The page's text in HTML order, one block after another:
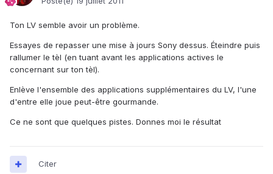
Ton LV semble avoir un problème.
Essayes de repasser une mise à jours Sony dessus. Éteindre puis
rallumer le tèl (en tuant avant les applications actives le
concernant sur ton tèl).
Enlève l'ensemble des applications supplémentaires du LV, l'une
d'entre elle joue peut-être gourmande.
Ce ne sont que quelques pistes. Donnes moi le résultat
Citer